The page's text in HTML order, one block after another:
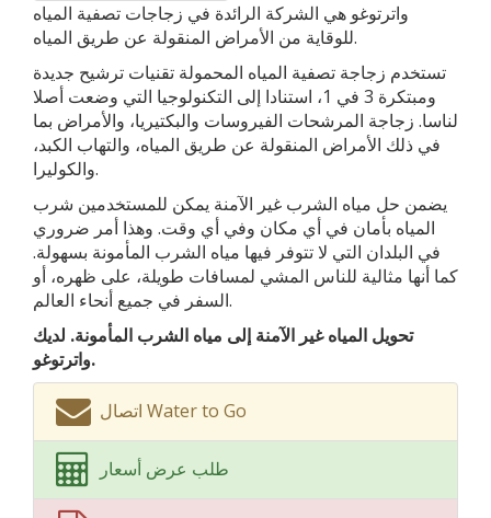
واترتوغو هي الشركة الرائدة في زجاجات تصفية المياه
للوقاية من الأمراض المنقولة عن طريق المياه.
تستخدم زجاجة تصفية المياه المحمولة تقنيات ترشيح جديدة
ومبتكرة 3 في 1، استنادا إلى التكنولوجيا التي وضعت أصلا
لناسا. زجاجة المرشحات الفيروسات والبكتيريا، والأمراض بما
في ذلك الأمراض المنقولة عن طريق المياه، والتهاب الكبد،
والكوليرا.
يضمن حل مياه الشرب غير الآمنة يمكن للمستخدمين شرب
المياه بأمان في أي مكان وفي أي وقت. وهذا أمر ضروري
في البلدان التي لا تتوفر فيها مياه الشرب المأمونة بسهولة.
كما أنها مثالية للناس المشي لمسافات طويلة، على ظهره، أو
السفر في جميع أنحاء العالم.
تحويل المياه غير الآمنة إلى مياه الشرب المأمونة. لديك
واترتوغو.
اتصال Water to Go
طلب عرض أسعار